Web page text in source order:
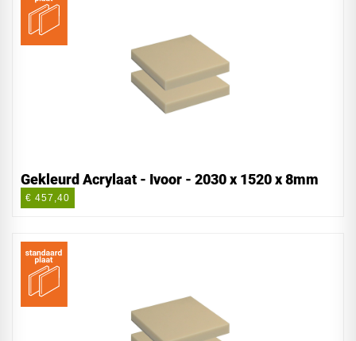
Gekleurd Acrylaat - Ivoor - 2030 x 1520 x 8mm
€ 457,40